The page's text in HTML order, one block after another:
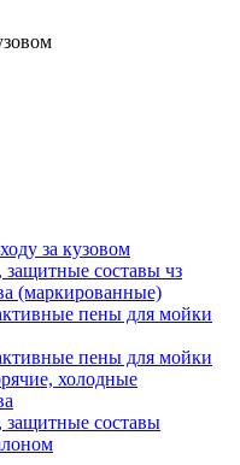
за кузовом
составы чз
(маркированные)
пены для мойки
пены для мойки
холодные
составы